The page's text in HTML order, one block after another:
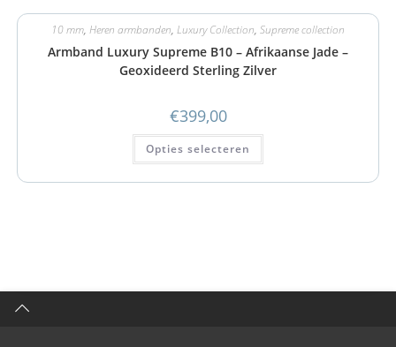
10 mm, Heren armbanden, Luxury Collection, Supreme collection
Armband Luxury Supreme B10 – Afrikaanse Jade –
Geoxideerd Sterling Zilver
€399,00
Opties selecteren